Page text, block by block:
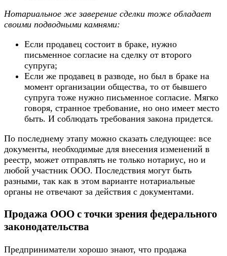
Нотариальное же заверение сделки тоже обладает
своими подводными камнями:
Если продавец состоит в браке, нужно
письменное согласие на сделку от второго
супруга;
Если же продавец в разводе, но был в браке на
момент организации общества, то от бывшего
супруга тоже нужно письменное согласие. Мягко
говоря, странное требование, но оно имеет место
быть. И соблюдать требования закона придется.
По последнему этапу можно сказать следующее: все
документы, необходимые для внесения изменений в
реестр, может отправлять не только нотариус, но и
любой участник ООО. Последствия могут быть
разными, так как в этом варианте нотариальные
органы не отвечают за действия с документами.
Продажа ООО с точки зрения федерального
законодательства
Предприниматели хорошо знают, что продажа